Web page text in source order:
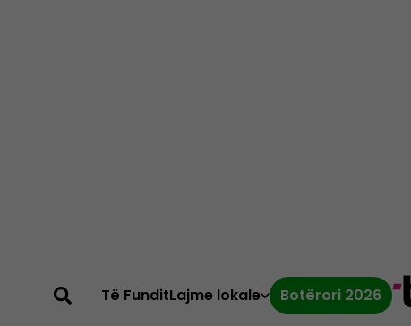
Të FunditLajme lokale Botërori 2026